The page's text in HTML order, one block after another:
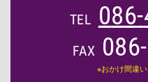
TEL 086-
FAX
※おかけ間違